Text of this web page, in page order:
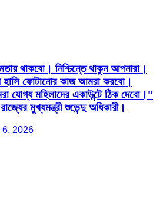
থাকবো। নিশ্চিন্তে থাকুন আপনারা।
হাসি ফোটানোর কাজ আমরা করবো।
যোগ্য মহিলাদের একাউন্টে ঠিক দেবো।"
মুখ্যমন্ত্রী শুভেন্দু অধিকারী।
6, 2026